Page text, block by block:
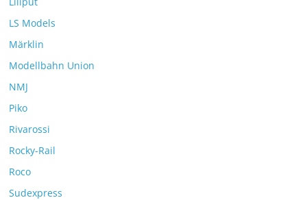
LS Models
Märklin
Modellbahn Union
NMJ
Piko
Rivarossi
Rocky-Rail
Roco
Sudexpress